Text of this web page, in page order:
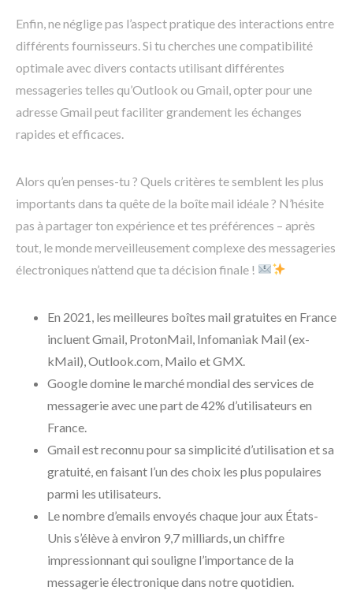
Enfin, ne néglige pas l’aspect pratique des interactions entre
différents fournisseurs. Si tu cherches une compatibilité
optimale avec divers contacts utilisant différentes
messageries telles qu’Outlook ou Gmail, opter pour une
adresse Gmail peut faciliter grandement les échanges
rapides et efficaces.
Alors qu’en penses-tu ? Quels critères te semblent les plus
importants dans ta quête de la boîte mail idéale ? N’hésite
pas à partager ton expérience et tes préférences – après
tout, le monde merveilleusement complexe des messageries
électroniques n’attend que ta décision finale !
En 2021, les meilleures boîtes mail gratuites en France
incluent Gmail, ProtonMail, Infomaniak Mail (ex-
kMail), Outlook.com, Mailo et GMX.
Google domine le marché mondial des services de
messagerie avec une part de 42% d’utilisateurs en
France.
Gmail est reconnu pour sa simplicité d’utilisation et sa
gratuité, en faisant l’un des choix les plus populaires
parmi les utilisateurs.
Le nombre d’emails envoyés chaque jour aux États-
Unis s’élève à environ 9,7 milliards, un chiffre
impressionnant qui souligne l’importance de la
messagerie électronique dans notre quotidien.